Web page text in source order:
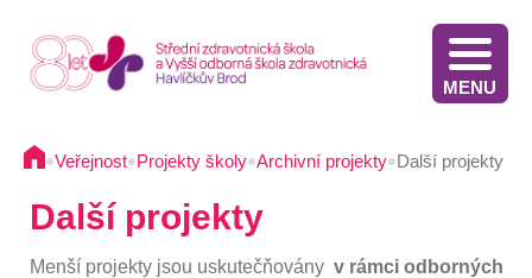
MENU
•Veřejnost•Projekty školy•Archivní projekty•Další projekty
Další projekty
Menší projekty jsou uskutečňovány v rámci odborných